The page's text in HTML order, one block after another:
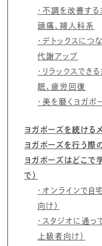
・不調を改善する
頭痛、婦人科系
・デトックスにつ
代謝アップ
・リラックスでき
眠、疲労回復
・美を磨くヨガポ
ヨガポーズを続ける
ヨガポーズを行う際
ヨガポーズはどこで
で）
・オンラインで自
向け）
・スタジオに通
上級者向け）